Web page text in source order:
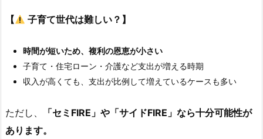
【 子育て世代は難しい？】
時間が短いため、複利の恩恵が小さい
子育て・住宅ローン・介護など支出が増える時期
収入が高くても、支出が比例して増えているケースも多い
ただし、
「セミFIRE」や「サイドFIRE」なら十分可能性が
あります。